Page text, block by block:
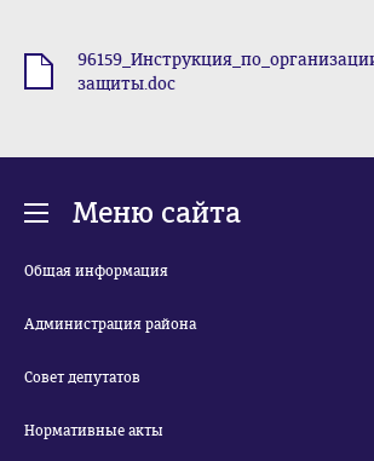
защиты.doc
Меню сайта
Общая информация
Администрация района
Совет депутатов
Нормативные акты